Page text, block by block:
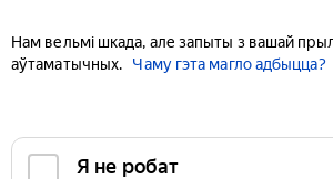
Нам вельмі шкада, але запыты з вашай
аўтаматычных.
Чаму гэта магло адбыцца?
Я не робат